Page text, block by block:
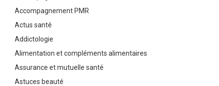
Accompagnement PMR
Actus santé
Addictologie
Alimentation et compléments alimentaires
Assurance et mutuelle santé
Astuces beauté